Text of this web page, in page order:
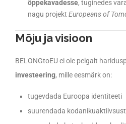
õppekavadesse, tuginedes
nagu projekt Europeans of
Mõju ja visioon
BELONGtoEU ei ole pelgalt
investeering, mille eesmärk on:
tugevdada Euroopa identiteeti
suurendada kodanikuaktiivsust